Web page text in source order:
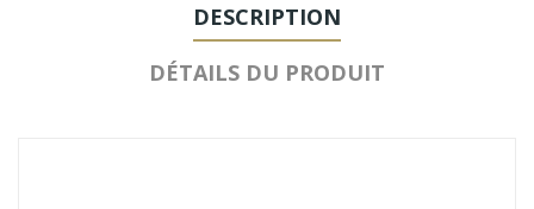
DESCRIPTION
DÉTAILS DU PRODUIT